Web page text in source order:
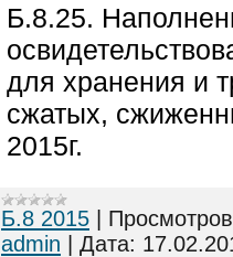
Б.8.25.
для хранения и
сжатых,
2015г.
Б.8 2015
admin
Дата: